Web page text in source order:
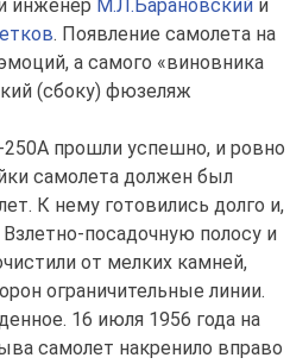
инженер М.Л.Барановский и
. Появление самолета на
а самого «виновника
(сбоку) фюзеляж
прошли успешно, и ровно
самолета должен был
К нему готовились долго и,
Взлетно-посадочную полосу и
от мелких камней,
ограничительные линии.
16 июля 1956 года на
самолет накренило вправо